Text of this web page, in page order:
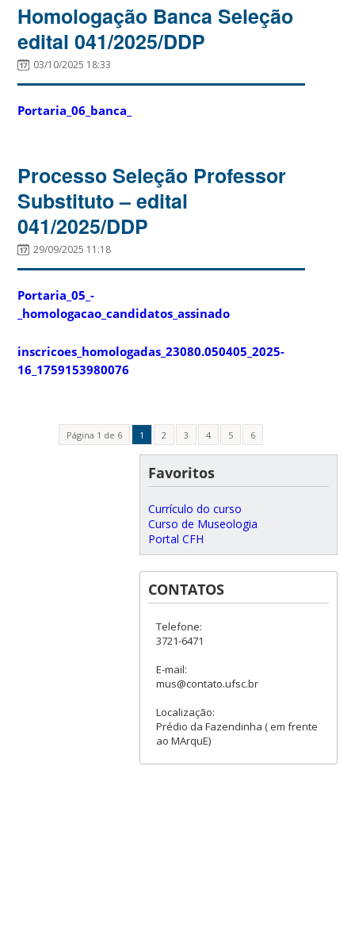
Homologação Banca Seleção
edital 041/2025/DDP
03/10/2025 18:33
Portaria_06_banca_
Processo Seleção Professor
Substituto – edital
041/2025/DDP
29/09/2025 11:18
Portaria_05_-
_homologacao_candidatos_assinado
inscricoes_homologadas_23080.050405_2025-
16_1759153980076
Página 1 de 6 1 2 3 4 5 6
Favoritos
Currículo do curso
Curso de Museologia
Portal CFH
CONTATOS
Telefone:
3721-6471
E-mail:
mus@contato.ufsc.br
Localização:
Prédio da Fazendinha ( em frente
ao MArquE)